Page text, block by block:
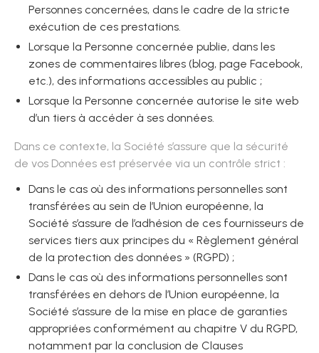
Personnes concernées, dans le cadre de la stricte
exécution de ces prestations.
Lorsque la Personne concernée publie, dans les
zones de commentaires libres (blog, page Facebook,
etc.), des informations accessibles au public ;
Lorsque la Personne concernée autorise le site web
d’un tiers à accéder à ses données.
Dans ce contexte, la Société s’assure que la sécurité
de vos Données est préservée via un contrôle strict :
Dans le cas où des informations personnelles sont
transférées au sein de l’Union européenne, la
Société s’assure de l’adhésion de ces fournisseurs de
services tiers aux principes du « Règlement général
de la protection des données » (RGPD) ;
Dans le cas où des informations personnelles sont
transférées en dehors de l’Union européenne, la
Société s’assure de la mise en place de garanties
appropriées conformément au chapitre V du RGPD,
notamment par la conclusion de Clauses